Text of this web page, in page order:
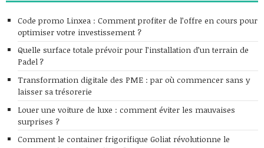
Code promo Linxea : Comment profiter de l’offre en cours pour
optimiser votre investissement ?
Quelle surface totale prévoir pour l’installation d’un terrain de
Padel ?
Transformation digitale des PME : par où commencer sans y
laisser sa trésorerie
Louer une voiture de luxe : comment éviter les mauvaises
surprises ?
Comment le container frigorifique Goliat révolutionne le